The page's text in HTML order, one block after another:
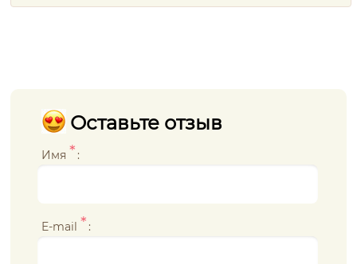
Оставьте отзыв
Имя * :
E-mail * :